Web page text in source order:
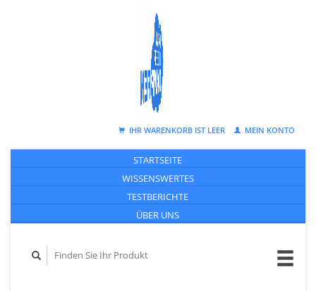
IHR WARENKORB IST LEER MEIN KONTO
STARTSEITE
WISSENSWERTES
TESTBERICHTE
ÜBER UNS